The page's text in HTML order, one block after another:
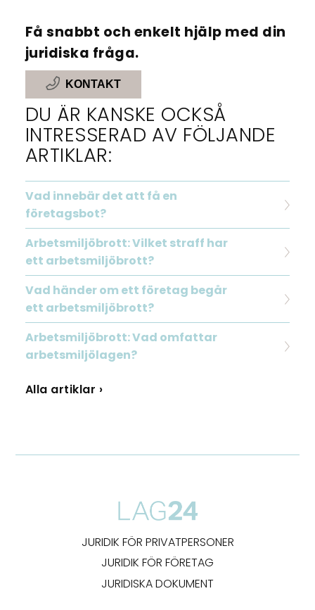
Få snabbt och enkelt hjälp med din
juridiska fråga.
KONTAKT
DU ÄR KANSKE OCKSÅ
INTRESSERAD AV FÖLJANDE
ARTIKLAR:
Vad innebär det att få en
företagsbot?
Arbetsmiljöbrott: Vilket straff har
ett arbetsmiljöbrott?
Vad händer om ett företag begår
ett arbetsmiljöbrott?
Arbetsmiljöbrott: Vad omfattar
arbetsmiljölagen?
Alla artiklar ›
JURIDIK FÖR PRIVATPERSONER
JURIDIK FÖR FÖRETAG
JURIDISKA DOKUMENT